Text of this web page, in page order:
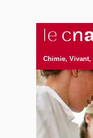
Chimie, Vivant,